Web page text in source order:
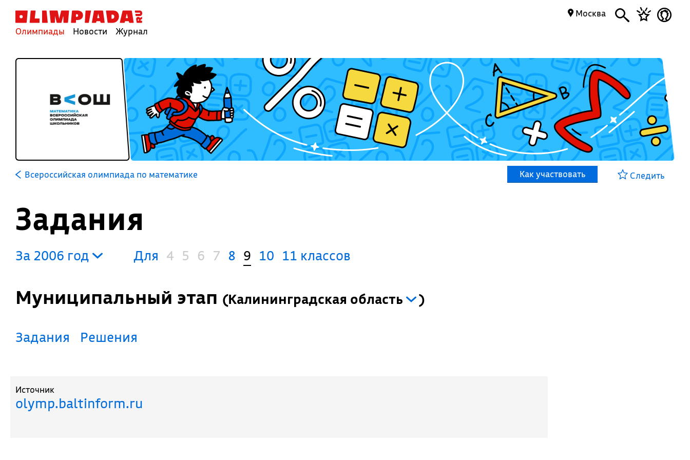
Олимпиады Новости Журнал
Москва
Всероссийская олимпиада по математике Как участвовать Следить
Задания
За 2006 год Для 4 5 6 7 8 9 10 11 классов
Муниципальный этап (Калининградская область )
Задания Решения
Источник
olymp.baltinform.ru